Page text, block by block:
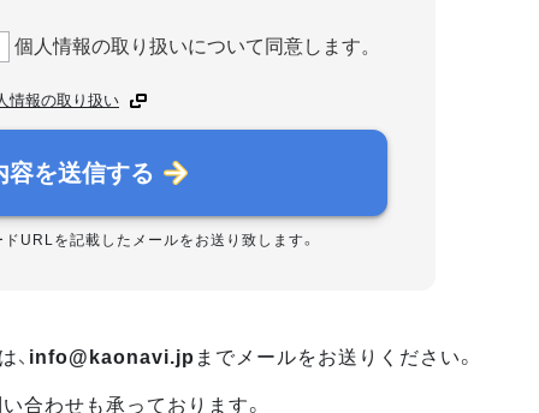
個人情報の取り扱いについて同意します。
情報の取り扱い
容を送信する
URLを記載したメールをお送り致します。
info@kaonavi.jp までメールをお送りください。
合わせも承っております。